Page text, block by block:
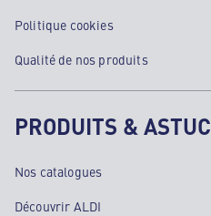
Politique cookies
Qualité de nos produits
PRODUITS &
Nos catalogues
Découvrir ALDI